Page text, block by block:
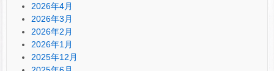
2026年4月
2026年3月
2026年2月
2026年1月
2025年12月